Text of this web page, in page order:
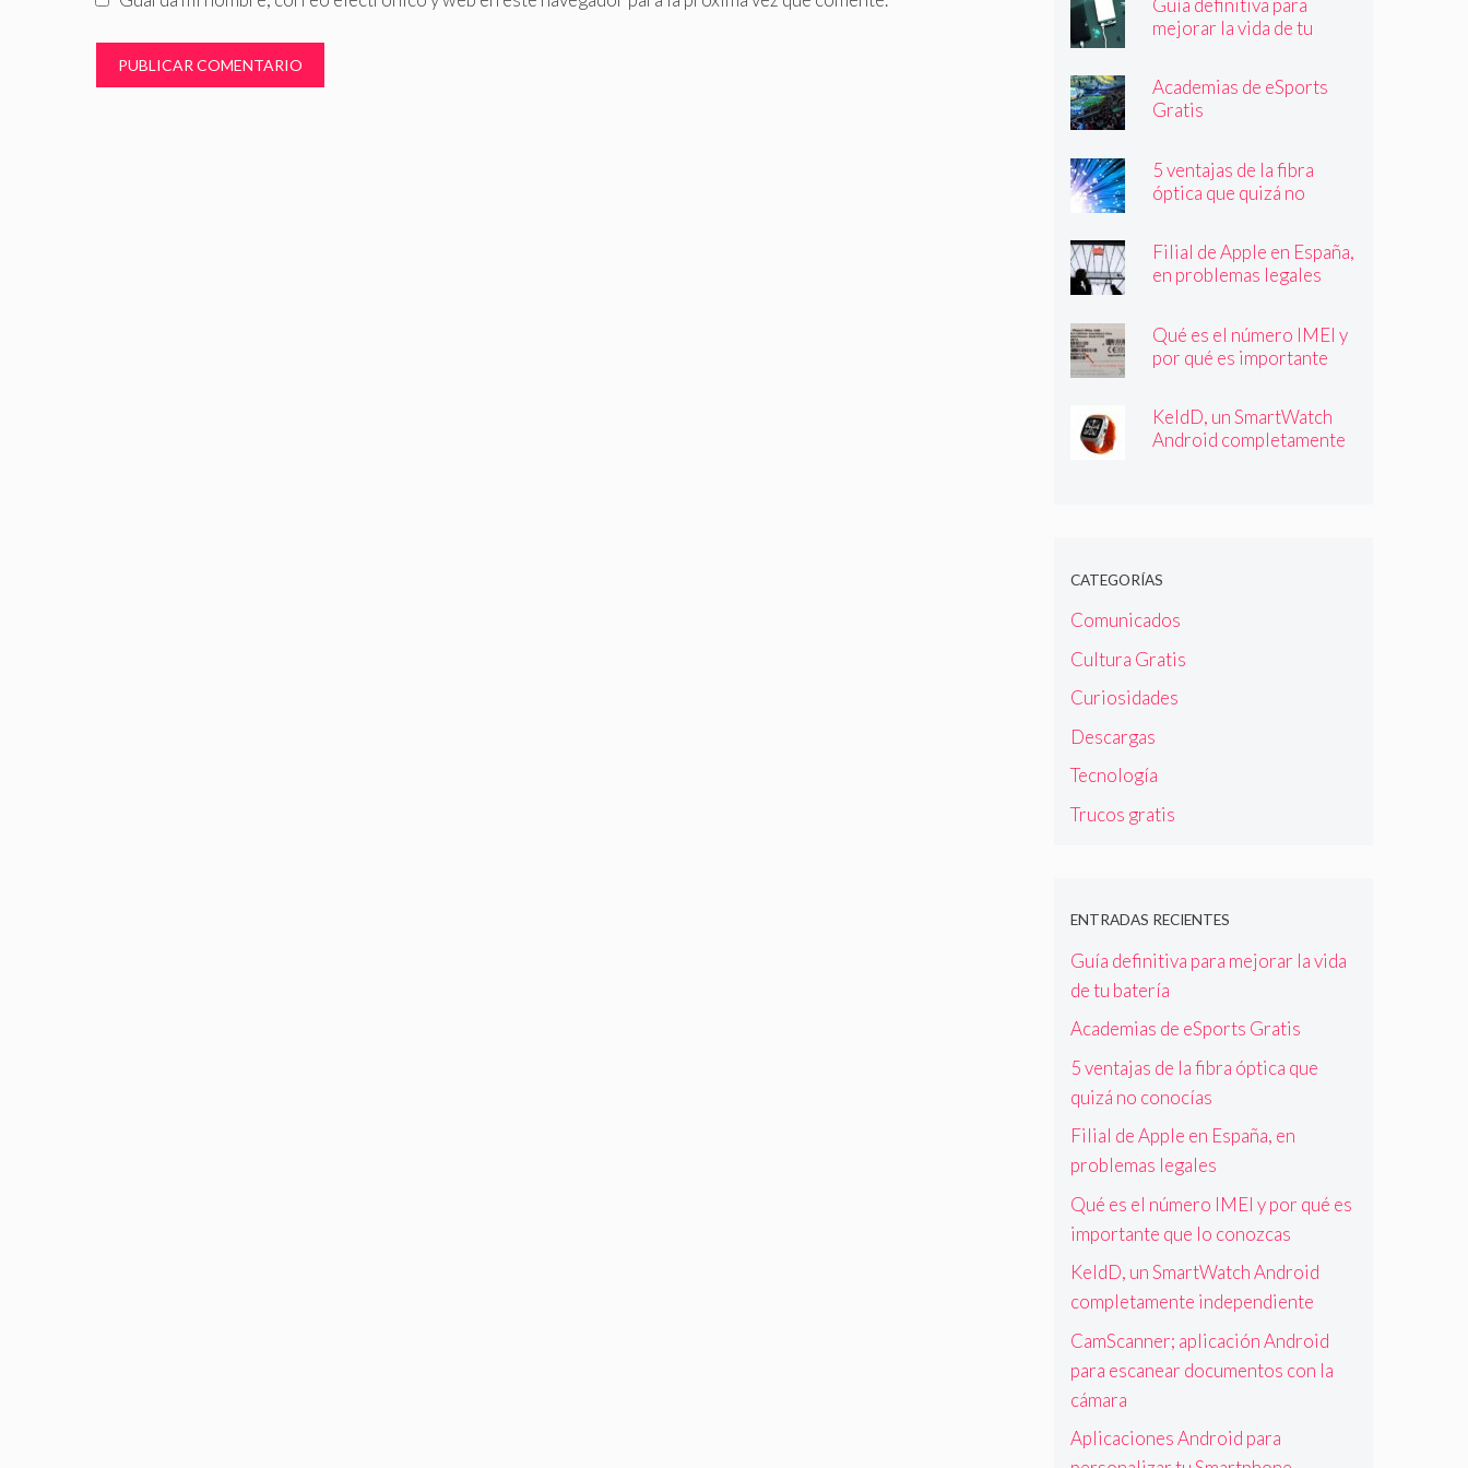
Guía definitiva para
mejorar la vida de tu
Academias de eSports
Gratis
5 ventajas de la fibra
óptica que quizá no
Filial de Apple en España,
en problemas legales
Qué es el número IMEI y
por qué es importante
KeldD, un SmartWatch
Android completamente
CATEGORÍAS
Comunicados
Cultura Gratis
Curiosidades
Descargas
Tecnología
Trucos gratis
ENTRADAS RECIENTES
Guía definitiva para mejorar la vida
de tu batería
Academias de eSports Gratis
5 ventajas de la fibra óptica que
quizá no conocías
Filial de Apple en España, en
problemas legales
Qué es el número IMEI y por qué es
importante que lo conozcas
KeldD, un SmartWatch Android
completamente independiente
CamScanner; aplicación Android
para escanear documentos con la
cámara
Aplicaciones Android para